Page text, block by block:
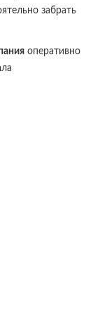
забрать
оперативно